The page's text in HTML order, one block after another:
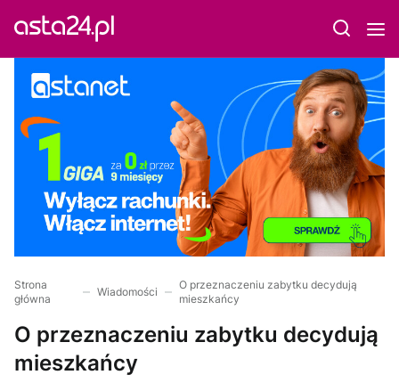
Strona
główna
Wiadomości
O przeznaczeniu zabytku decydują
mieszkańcy
O przeznaczeniu zabytku decydują
mieszkańcy